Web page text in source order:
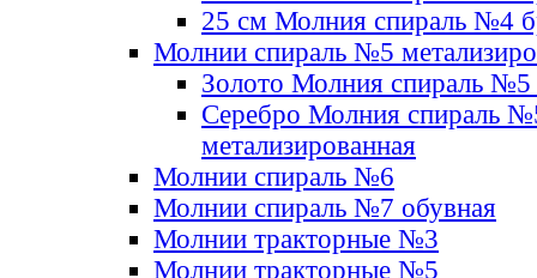
25 см Молния спираль №4
Молнии спираль №5
Золото Молния спираль №5
Серебро Молния спираль
метализированная
Молнии спираль №6
Молнии спираль №7 обувная
Молнии тракторные №3
Молнии тракторные №5